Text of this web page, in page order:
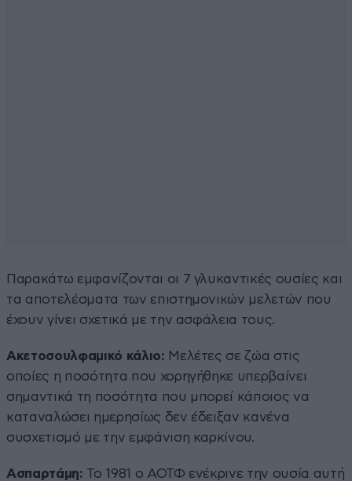
Παρακάτω εμφανίζονται οι 7 γλυκαντικές ουσίες και
τα αποτελέσματα των επιστημονικών μελετών που
έχουν γίνει σχετικά με την ασφάλεια τους.
Ακετοσουλφαμικό κάλιο: Μελέτες σε ζώα στις
οποίες η ποσότητα που χορηγήθηκε υπερβαίνει
σημαντικά τη ποσότητα που μπορεί κάποιος να
καταναλώσει ημερησίως δεν έδειξαν κανένα
συσχετισμό με την εμφάνιση καρκίνου.
Ασπαρτάμη: Το 1981 ο ΑΟΤΦ ενέκρινε την ουσία αυτή